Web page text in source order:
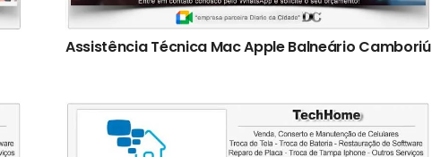
Assistência Técnica Mac Apple Balneário Camboriú